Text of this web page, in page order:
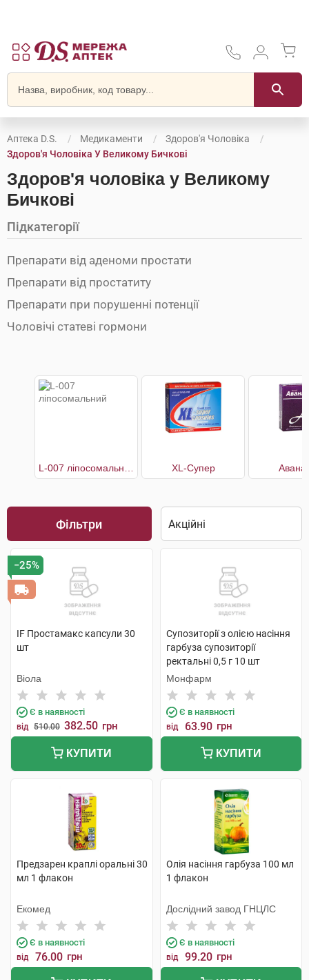
Аптека D.S. Медикаменти
Здоров'я Чоловіка
Здоров'я Чоловіка У Великому Бичкові
Здоров'я чоловіка у Великому
Бичкові
Підкатегорії
Препарати від аденоми простати
Препарати від простатиту
Препарати при порушенні потенції
Чоловічі статеві гормони
XL-Супер
Фільтри
−25%
IF Простамакс капсули 30
шт
Віола
Є в наявності
від 510.00 382.50 грн
КУПИТИ
Супозиторії з олією насіння
гарбуза супозиторії
ректальні 0,5 г 10 шт
Монфарм
Є в наявності
від 63.90 грн
КУПИТИ
Предзарен краплі оральні 30
мл 1 флакон
Екомед
Є в наявності
від 76.00 грн
Олія насіння гарбуза 100 мл
1 флакон
Дослідний завод ГНЦЛС
Є в наявності
від 99.20 грн